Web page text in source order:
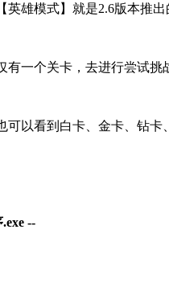
雄模式】就是2.6版本推出
一个关卡，去进行尝试挑
以看到白卡、金卡、钻
--